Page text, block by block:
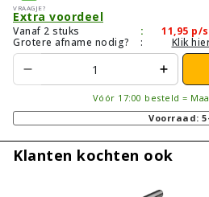
Vraagje?
Extra voordeel
Vanaf 2 stuks : 11,95 p/s
Grotere afname nodig?
: Klik
Vóór 17:00 besteld =
Voorraad:
Klanten kochten ook